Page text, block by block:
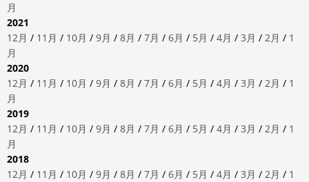
月
2021
12月 / 11月 / 10月 / 9月 / 8月 / 7月 / 6月 / 5月 / 4月 / 3月 / 2月 / 1
月
2020
12月 / 11月 / 10月 / 9月 / 8月 / 7月 / 6月 / 5月 / 4月 / 3月 / 2月 / 1
月
2019
12月 / 11月 / 10月 / 9月 / 8月 / 7月 / 6月 / 5月 / 4月 / 3月 / 2月 / 1
月
2018
12月 / 11月 / 10月 / 9月 / 8月 / 7月 / 6月 / 5月 / 4月 / 3月 / 2月 / 1